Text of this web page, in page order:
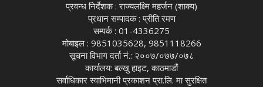
प्रवन्ध निर्देशक : राज्यलक्ष्मि महर्जन (शाक्य)
प्रधान सम्पादक : प्रीति रमण
सम्पर्क : 01-4336275
मोबाइल : 9851035628, 9851118266
सूचना विभाग दर्ता नं.: २००७/०७७/०७८
कार्यालय: बल्खु हाइट, काठमाडौं
सर्वाधिकार स्वाभिमानी प्रकाशन प्रा.लि. मा सुरक्षित